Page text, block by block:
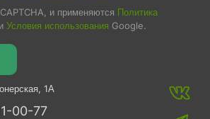
и применяются Политика
и Условия использования Google.
1А
00-77